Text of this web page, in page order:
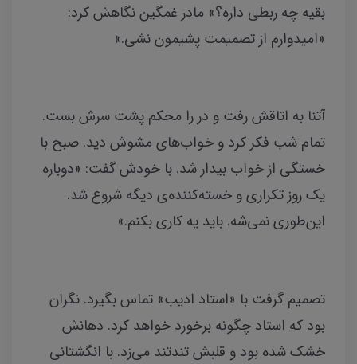
بقیه چه ربطی داره؟» مادر غمگین نگاهش کرد:
«امیدوارم از تصمیمت پشیمون نشی.»
آتنا به اتاقش رفت و در را محکم پشت سرش بست.
تمام شب فکر کرد و خواب‌های مشوش دید. صبح با
خستگی از خواب بیدار شد. با خودش گفت: «دوباره
یک روز تکراری و خسته‌کننده‌ی دیگه شروع شد.
این‌طوری نمی‌شه. باید یه کاری بکنم.»
تصمیم گرفت با «استاد ادیب» تماس بگیرد. نگران
بود که استاد چگونه برخورد خواهد کرد. دهانش
خشک شده بود و قلبش تندتند می‌زد. با انگشتانی